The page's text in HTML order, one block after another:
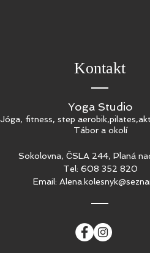
Kontakt
Yoga Studio
Jóga, fitness, step
Tábor a okolí
Sokolovna, ČSLA 244, Planá
Tel: 608 352 820
Email: